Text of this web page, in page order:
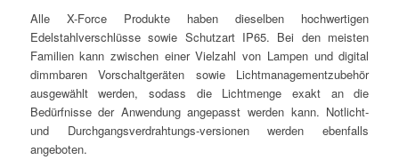
Alle X-Force Produkte haben dieselben hochwertigen
Edelstahlverschlüsse sowie Schutzart IP65. Bei den meisten
Familien kann zwischen einer Vielzahl von Lampen und digital
dimmbaren Vorschaltgeräten sowie Lichtmanagementzubehör
ausgewählt werden, sodass die Lichtmenge exakt an die
Bedürfnisse der Anwendung angepasst werden kann. Notlicht-
und Durchgangsverdrahtungs-versionen werden ebenfalls
angeboten.